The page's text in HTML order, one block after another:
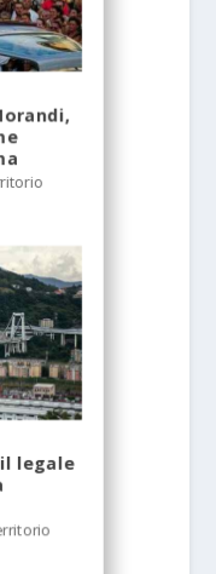
il legale